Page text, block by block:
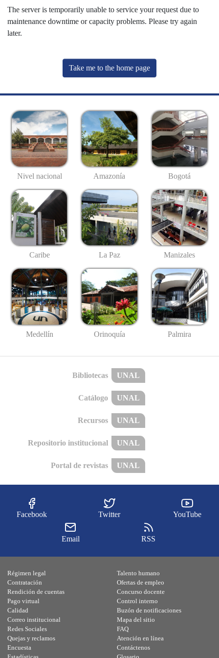
The server is temporarily unable to service your request due to
maintenance downtime or capacity problems. Please try again
later.
Take me to the home page
Nivel nacional Amazonía Bogotá
Caribe La Paz Manizales
Medellín Orinoquía Palmira
Bibliotecas UNAL
Catálogo UNAL
Recursos UNAL
Repositorio institucional UNAL
Portal de revistas UNAL
Facebook Twitter YouTube
Email RSS
Régimen legal
Contratación
Rendición de cuentas
Pago virtual
Calidad
Talento humano
Ofertas de empleo
Concurso docente
Control interno
Buzón de notificaciones
Correo institucional
Redes Sociales
Quejas y reclamos
Encuesta
Mapa del sitio
FAQ
Atención en línea
Contáctenos